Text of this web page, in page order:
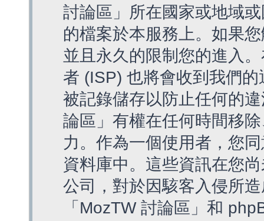
討論區」所在國家或地域
的檔案於本服務上。如果
並且永久的限制您的進入
者 (ISP) 也將會收到我們
被記錄儲存以防止任何的
論區」有權在任何時間移
力。作為一個使用者，您
資料庫中。這些資訊在您
公司，對於因駭客入侵所
「MozTW 討論區」和